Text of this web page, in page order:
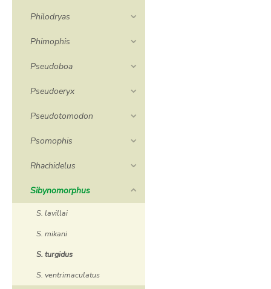
Philodryas
Phimophis
Pseudoboa
Pseudoeryx
Pseudotomodon
Psomophis
Rhachidelus
Sibynomorphus
S. lavillai
S. mikani
S. turgidus
S. ventrimaculatus